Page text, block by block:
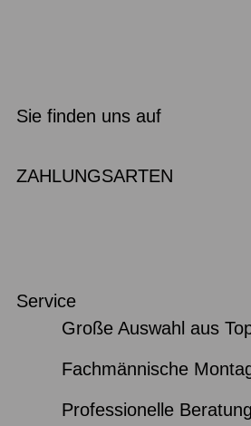
Sie finden uns auf
ZAHLUNGSARTEN
Service
Große Auswahl aus
Fachmännische
Professionelle Beratung